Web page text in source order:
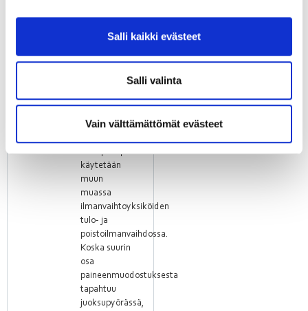
Salli kaikki evästeet
Salli valinta
Vain välttämättömät evästeet
Taaksepäin
siivillä
varustetut
ebmpapstin
taaksepäin
siivillä
keskipakopuhaltimia
käytetään
muun
muassa
ilmanvaihtoyksiköiden
tulo- ja
poistoilmanvaihdossa.
Koska suurin
osa
paineenmuodostuksesta
tapahtuu
juoksupyörässä,